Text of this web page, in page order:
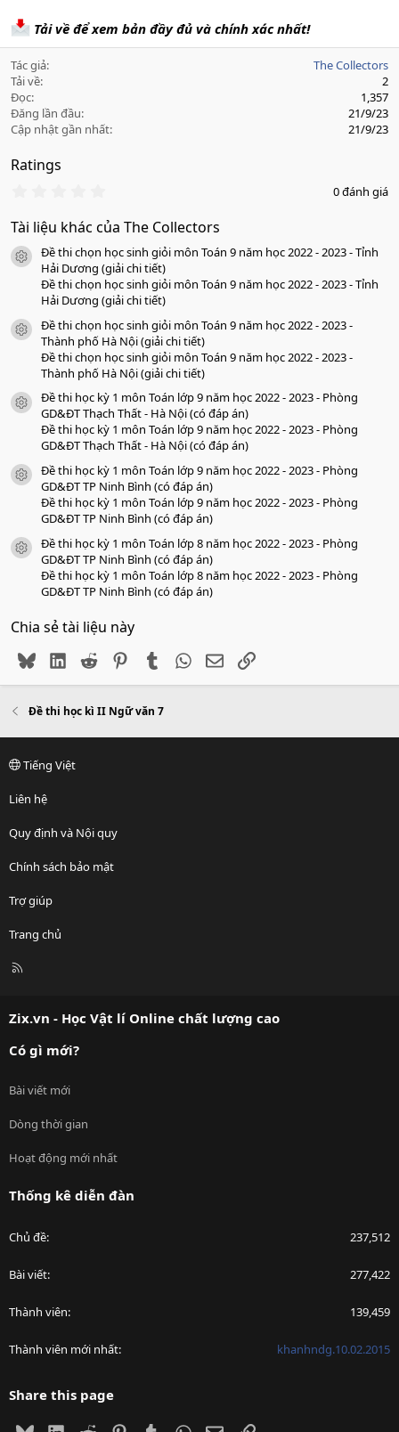
Tải về để xem bản đầy đủ và chính xác nhất!
Tác giả
The Collectors
Tải về
2
Đọc
1,357
Đăng lần đầu
21/9/23
Cập nhật gần nhất
21/9/23
Ratings
0
0
a
o
0 đánh giá
Tài liệu khác của The Collectors
icon tài liệu
Đề thi chọn học sinh giỏi môn Toán 9 năm học 2022 - 2023 - Tỉnh
Hải Dương (giải chi tiết)
Đề thi chọn học sinh giỏi môn Toán 9 năm học 2022 - 2023 - Tỉnh
Hải Dương (giải chi tiết)
icon tài liệu
Đề thi chọn học sinh giỏi môn Toán 9 năm học 2022 - 2023 -
Thành phố Hà Nội (giải chi tiết)
Đề thi chọn học sinh giỏi môn Toán 9 năm học 2022 - 2023 -
Thành phố Hà Nội (giải chi tiết)
icon tài liệu
Đề thi học kỳ 1 môn Toán lớp 9 năm học 2022 - 2023 - Phòng
GD&ĐT Thạch Thất - Hà Nội (có đáp án)
Đề thi học kỳ 1 môn Toán lớp 9 năm học 2022 - 2023 - Phòng
GD&ĐT Thạch Thất - Hà Nội (có đáp án)
icon tài liệu
Đề thi học kỳ 1 môn Toán lớp 9 năm học 2022 - 2023 - Phòng
GD&ĐT TP Ninh Bình (có đáp án)
Đề thi học kỳ 1 môn Toán lớp 9 năm học 2022 - 2023 - Phòng
GD&ĐT TP Ninh Bình (có đáp án)
icon tài liệu
Đề thi học kỳ 1 môn Toán lớp 8 năm học 2022 - 2023 - Phòng
GD&ĐT TP Ninh Bình (có đáp án)
Đề thi học kỳ 1 môn Toán lớp 8 năm học 2022 - 2023 - Phòng
GD&ĐT TP Ninh Bình (có đáp án)
Chia sẻ tài liệu này
BlueskyLinkedIn
Reddit PinterestTumblr WhatsApp
EmailLink
Đề thi học kì II Ngữ văn 7
Tiếng Việt
Liên hệ
Quy định và Nội quy
Chính sách bảo mật
Trợ giúp
Trang chủ
R
Zix.vn - Học Vật lí Online chất lượng cao
Có gì mới?
Bài viết mới
Dòng thời gian
Hoạt động mới nhất
Thống kê diễn đàn
Chủ đề 237,512
Bài viết 277,422
Thành viên 139,459
Thành viên mới nhất khanhndg.10.02.2015
Share this page